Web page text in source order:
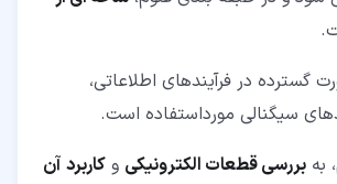
موردنیاز برای کسب درآمد از رشته
گسترده در فرآیندهای اطلاعاتی،
سیگنالی مورداستفاده است.
به بررسی قطعات الکترونیکی و کاربرد آن